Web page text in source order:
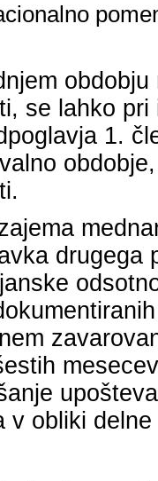
se lahko
1.
drugega
v obliki